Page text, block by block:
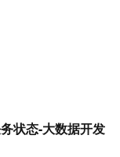
状态-大数据开发